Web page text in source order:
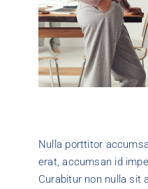
Nulla porttitor
erat, accumsan id
Curabitur non nulla sit